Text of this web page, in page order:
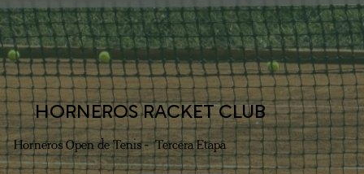
HORNEROS RACKET CLUB
Horneros Open de Tenis - Tercera Etapa